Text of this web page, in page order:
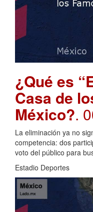
¿Qué es
Casa de
México?.
La eliminación ya no
competencia: dos
voto del público para
Estadio Deportes